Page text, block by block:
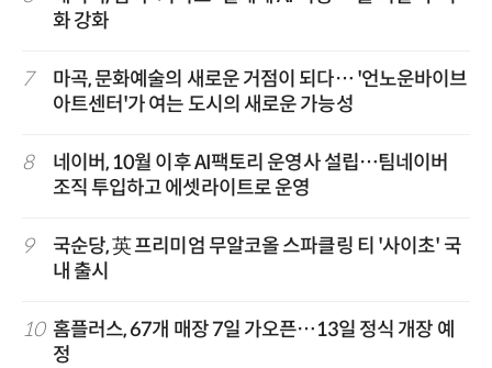
화 강화
7
마곡, 문화예술의 새로운 거점이 되다… '언노운바이브
아트센터'가 여는 도시의 새로운 가능성
8
네이버, 10월 이후 AI팩토리 운영사 설립…팀네이버
조직 투입하고 에셋라이트로 운영
9
국순당, 英 프리미엄 무알코올 스파클링 티 '사이초' 국
내 출시
10 홈플러스, 67개 매장 7일 가오픈…13일 정식 개장 예
정